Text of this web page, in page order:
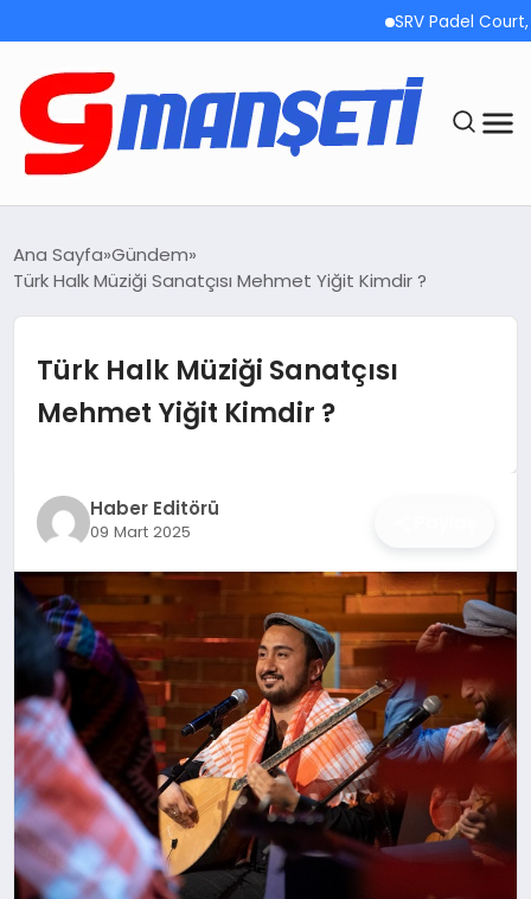
SRV Padel Court, 24
MEGA MENÜ
TEKNOLOJI
İŞ DÜNYASI
ANA DEMO
TEKNOLOJI
MAGAZIN
KRIPTO PARA
GEZI & SEYAHAT
Ana Sayfa Gündem
Türk Halk Müziği Sanatçısı Mehmet Yiğit Kimdir ?
Türk Halk Müziği Sanatçısı
Mehmet Yiğit Kimdir ?
Haber Editörü
09 Mart 2025